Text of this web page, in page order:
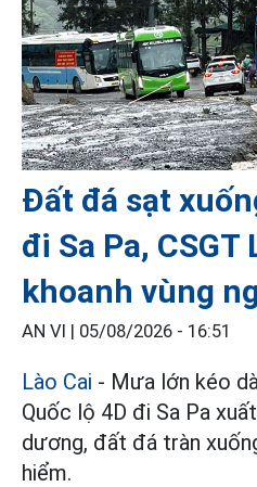
Đất đá sạt
đi Sa Pa, CSGT
khoanh vùng
AN VI | 05/08/2026 - 16:51
Lào Cai - Mưa lớn kéo
Quốc lộ 4D đi Sa Pa
dương, đất đá tràn
hiểm.